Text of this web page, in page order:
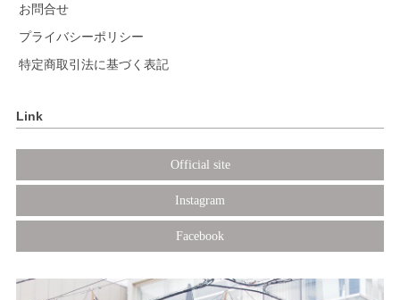
お問合せ
プライバシーポリシー
特定商取引法に基づく表記
Link
Official site
Instagram
Facebook